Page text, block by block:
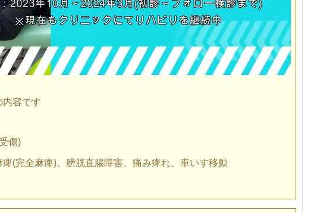
容です
傷)
(完全麻痺)、膀胱直腸障害、痛み痺れ、車いす移動